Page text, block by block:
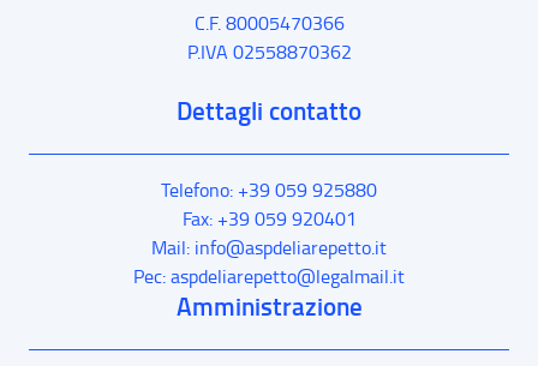
C.F. 80005470366
P.IVA 02558870362
Dettagli contatto
Telefono: +39 059 925880
Fax: +39 059 920401
Mail: info@aspdeliarepetto.it
Pec: aspdeliarepetto@legalmail.it
Amministrazione